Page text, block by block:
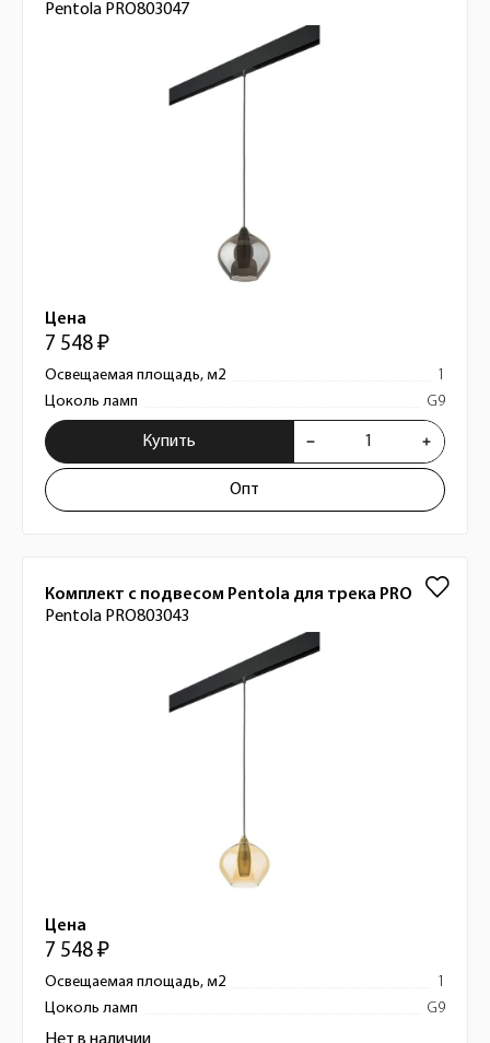
Pentola PRO803047
Цена
7 548 ₽
Освещаемая площадь, м2
1
Цоколь ламп
G9
Купить
Опт
Комплект с подвесом Pentola для трека PRO
Pentola PRO803043
Цена
7 548 ₽
Освещаемая площадь, м2
1
Цоколь ламп
G9